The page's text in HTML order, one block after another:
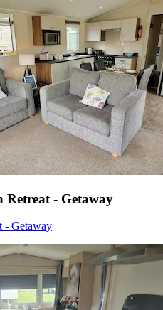
- Getaway
- Getaway